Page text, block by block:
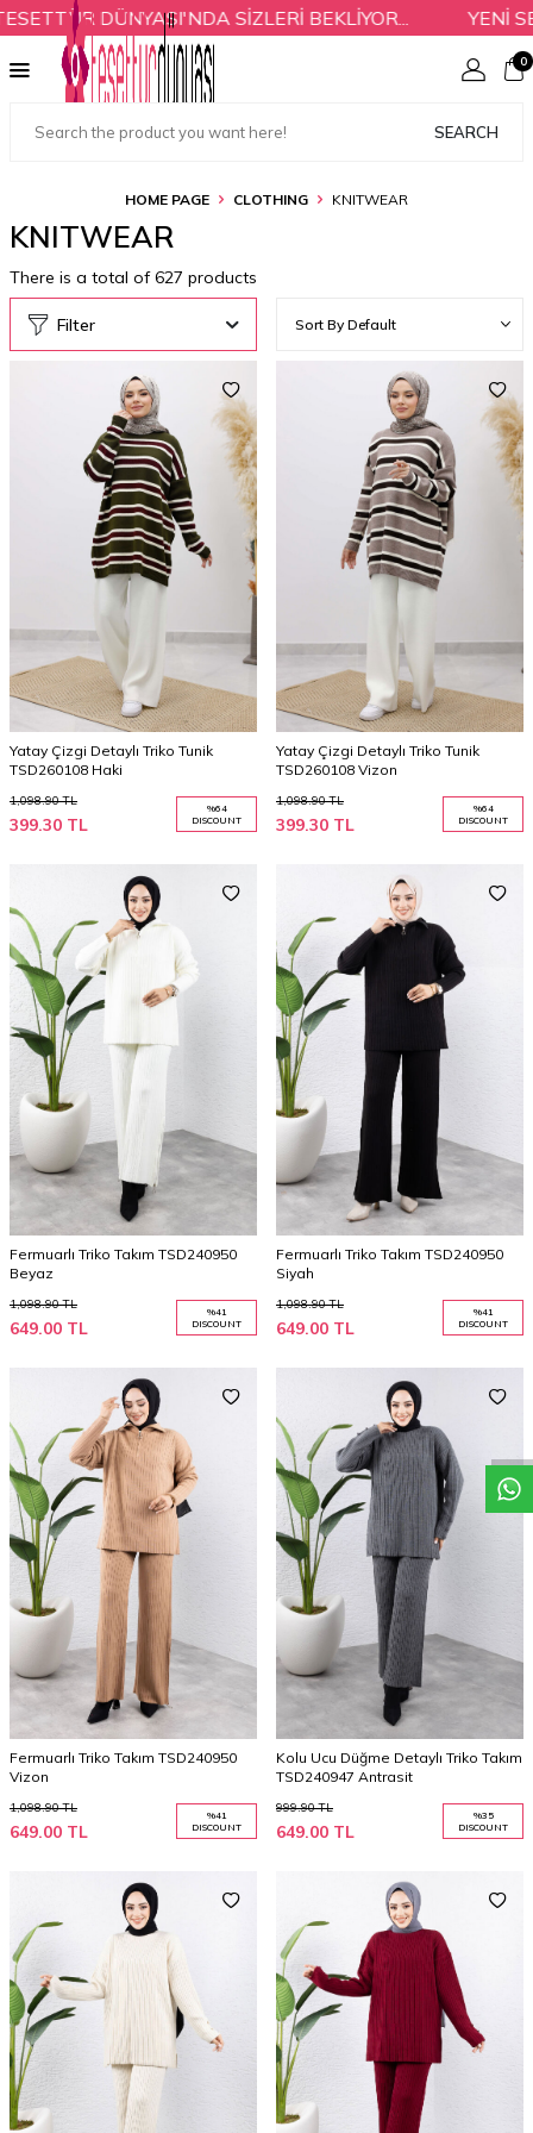
W
h
a
t
s
a
p
C
o
s
t
a
a
S
e
r
v
i
c
DÜNYASI'NDA SİZLERİ BEKLİYOR... YENİ
SEARCH
0
HOME PAGE CLOTHING KNITWEAR
KNITWEAR
There is a total of627 products
Filter
Yatay Çizgi Detaylı Triko Tunik
TSD260108 Haki
1,098.90TL
399.30 TL
%64
DISCOUNT
Yatay Çizgi Detaylı Triko Tunik
TSD260108 Vizon
1,098.90TL
399.30 TL
%64
DISCOUNT
Fermuarlı Triko Takım TSD240950
Beyaz
1,098.90TL
649.00 TL
%41
DISCOUNT
Fermuarlı Triko Takım TSD240950
Siyah
1,098.90TL
649.00 TL
%41
DISCOUNT
Fermuarlı Triko Takım TSD240950
Vizon
1,098.90TL
649.00 TL
%41
DISCOUNT
Kolu Ucu Düğme Detaylı Triko Takım
TSD240947 Antrasit
999.90TL
649.00 TL
%35
DISCOUNT